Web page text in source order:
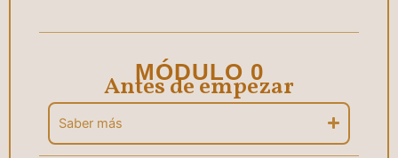
MÓDULO 0
Antes de empezar
Saber más